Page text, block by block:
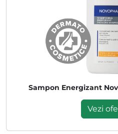
Sampon Energizant
Vezi